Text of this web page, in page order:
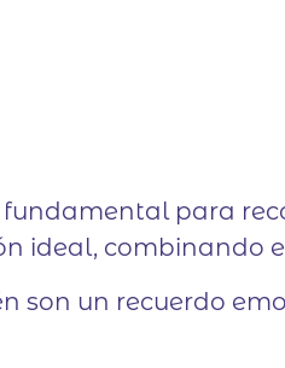
para
ideal, combinando
son un recuerdo